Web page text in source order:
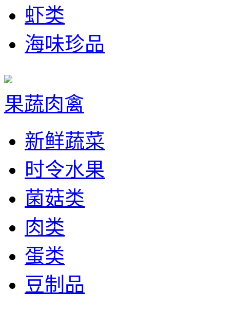
虾类
海味珍品
果蔬肉禽
新鲜蔬菜
时令水果
菌菇类
肉类
蛋类
豆制品